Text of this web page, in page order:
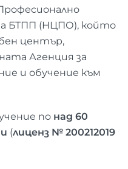
БТПП (НЦПО), който
център,
Агенция за
и обучение към
по над 60
(лиценз № 200212019